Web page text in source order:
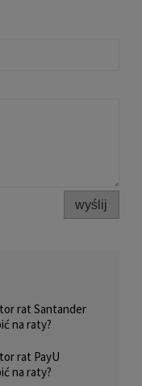
wyślij
rat Santander
na raty?
rat PayU
na raty?